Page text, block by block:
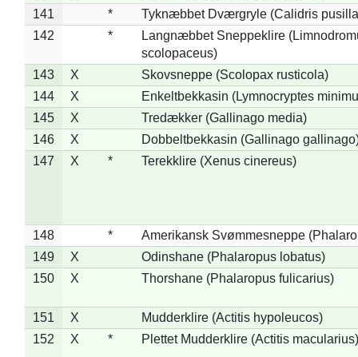
141
*
Tyknæbbet Dværgryle (Calidris
142
*
Langnæbbet Sneppeklire
scolopaceus)
143
X
Skovsneppe (Scolopax rusticola)
144
X
Enkeltbekkasin (Lymnocryptes
145
X
Tredækker (Gallinago media)
146
X
Dobbeltbekkasin (Gallinago
147
X * Terekklire (Xenus cinereus)
148 *
Amerikansk Svømmesneppe
149
X
Odinshane (Phalaropus lobatus)
150
X Thorshane (Phalaropus fulicarius)
151 X
Mudderklire (Actitis hypoleucos)
152
X * Plettet Mudderklire (Actitis macularius)